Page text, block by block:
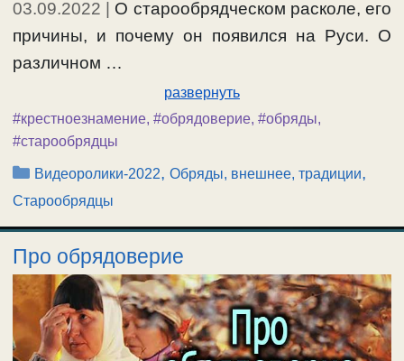
03.09.2022
О старообрядческом расколе, его
причины, и почему он появился на Руси. О
различном …
развернуть
#крестноезнамение, #обрядоверие, #обряды,
#старообрядцы
Рубрики
Видеоролики-2022,Обряды, внешнее, традиции,
Старообрядцы
Про обрядоверие